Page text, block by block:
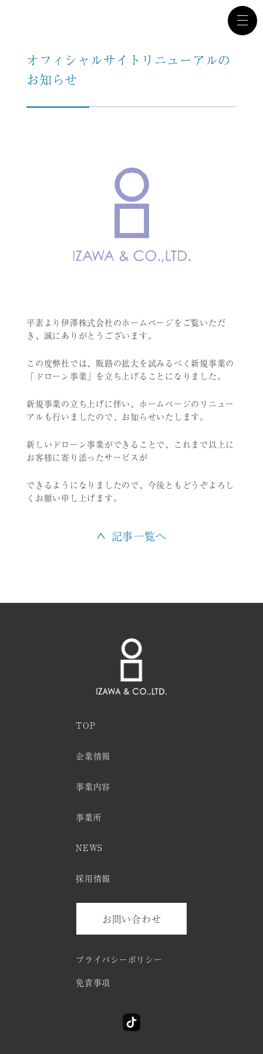
オフィシャルサイトリニューアルの
お知らせ
平素より伊澤株式会社のホームページをご覧いただ
き、誠にありがとうございます。
この度弊社では、販路の拡大を試みるべく新規事業の
「ドローン事業」を立ち上げることになりました。
新規事業の立ち上げに伴い、ホームページのリニュー
アルも行いましたので、お知らせいたします。
新しいドローン事業ができることで、これまで以上に
お客様に寄り添ったサービスが
できるようになりましたので、今後ともどうぞよろし
くお願い申し上げます。
記事一覧へ
TOP
企業情報
事業内容
事業所
NEWS
採用情報
お問い合わせ
プライバシーポリシー
免責事項